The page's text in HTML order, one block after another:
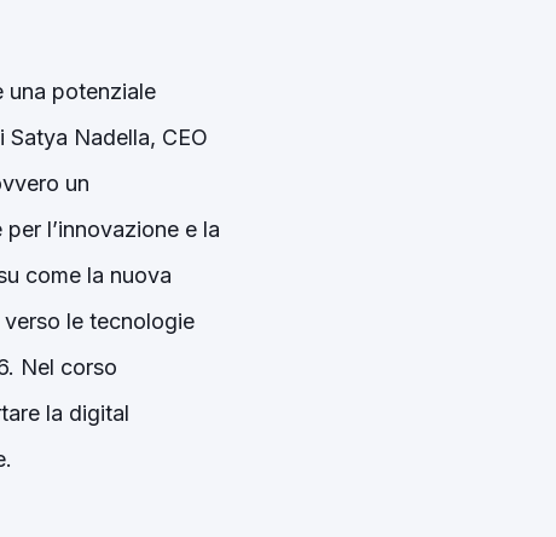
una potenziale
Nadella, CEO
un
l’innovazione e la
come la nuova
le tecnologie
Nel corso
la digital